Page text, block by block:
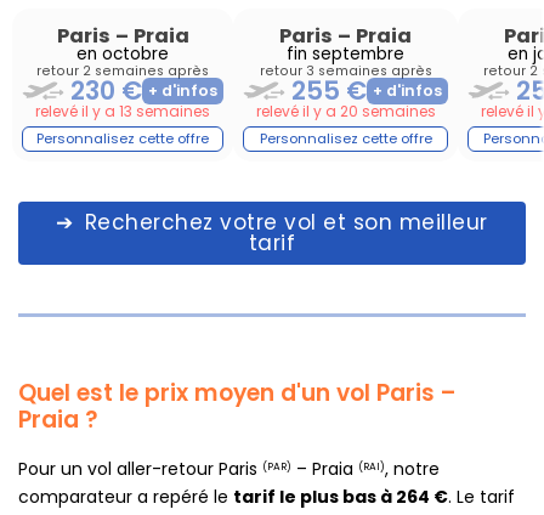
Paris – Praia
en octobre
retour 2 semaines après
230 €
relevé il y a 13 semaines
Paris – Praia
fin septembre
retour 3 semaines après
255 €
relevé il y a 20 semaines
en
retour 2
relevé il
Recherchez votre vol et son meilleur
tarif
Quel est le prix moyen d'un vol Paris –
Praia ?
Pour un vol aller-retour Paris (PAR) – Praia (RAI), notre
comparateur a repéré le tarif le plus bas à 264 €. Le tarif